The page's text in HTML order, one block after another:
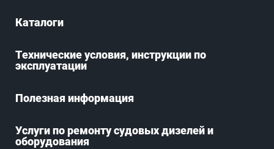
Каталоги
Технические условия, инструкции по
эксплуатации
Полезная информация
Услуги по ремонту судовых дизелей и
оборудования